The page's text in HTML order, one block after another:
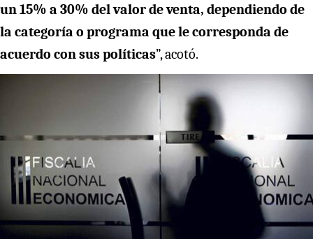
un 15% a 30% del valor de venta, dependiendo de
la categoría o programa que le corresponda de
acuerdo con sus políticas”, acotó.